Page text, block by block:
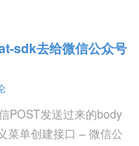
sdk去给微信公众号
POST发送过来的body
菜单创建接口 – 微信公